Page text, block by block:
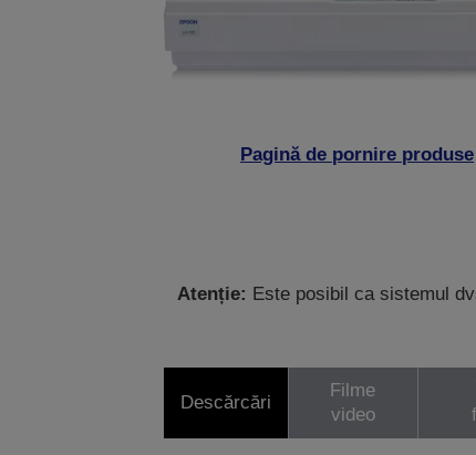
Pagină de pornire produse
Atenție: Este posibil ca sistemul
Descărcări
Filme
video